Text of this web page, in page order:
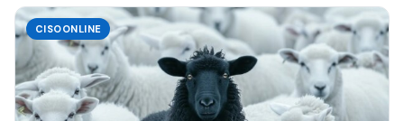
CISOONLINE